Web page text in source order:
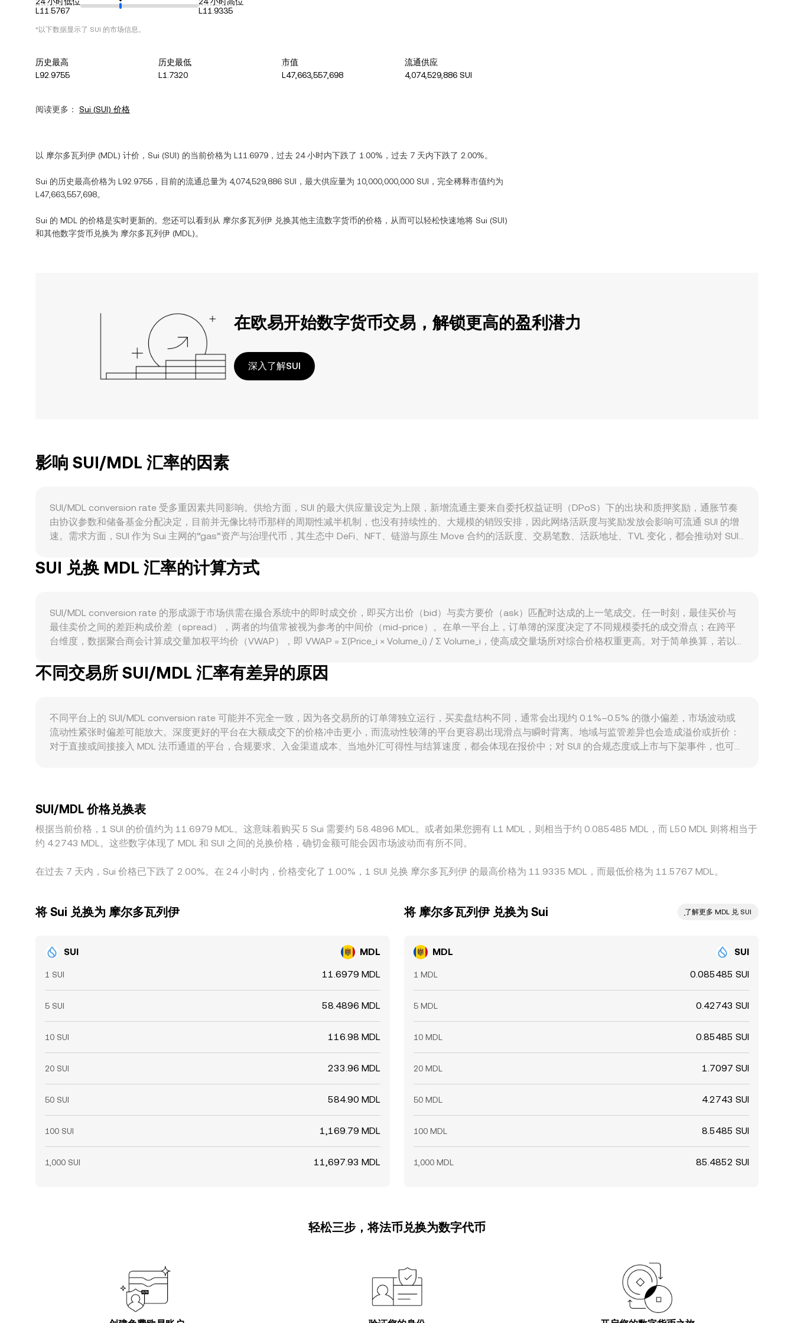
L11.5767
L11.9335
*以下数据显示了 SUI 的市场信息。
历史最高
L92.9755
历史最低
L1.7320
市值
L47,663,557,698
流通供应
4,074,529,886 SUI
阅读更多： Sui (SUI) 价格
以 摩尔多瓦列伊 (MDL ) 计价， Sui (SUI) 的当前价格为 L11.6979 ，过去 24 小时内下跌了 1.00% ，过去 7 天内下跌了 2.00%。
Sui 的历史最高价格为 L92.9755 ，目前的流通总量为 4,074,529,886 SUI ，最大供应量为 10,000,000,000 SUI ，完全稀释市值约为
L47,663,557,698。
Sui 的 MDL 的价格是实时更新的。您还可以看到从 摩尔多瓦列伊 兑换其他主流数字货币的价格，从而可以轻松快速地将 Sui (SUI)
和其他数字货币兑换为 摩尔多瓦列伊 (MDL )。
在欧易开始数字货币交易，解锁更高的盈利潜力
深入了解SUI
影响 SUI/MDL 汇率的因素
SUI/MDL conversion rate 受多重因素共同影响。供给方面，SUI 的最大供应量设定为上限，新增流通主要来自委托权益证明（DPoS）下的出块和质押奖励，通胀节奏
由协议参数和储备基金分配决定，目前并无像比特币那样的周期性减半机制，也没有持续性的、大规模的销毁安排，因此网络活跃度与奖励发放会影响可流通 SUI 的增
速。需求方面，SUI 作为 Sui 主网的“gas”资产与治理代币，其生态中 DeFi、NFT、链游与原生 Move 合约的活跃度、交易笔数、活跃地址、TVL 变化，都会推动对 SUI
风险偏好、美元流动性、全球利率预期会传导至加密资产定价；另一方面，MDL（摩尔多瓦列伊）相对于美元或区域主要货币的强弱、当地外汇流动性与资金进出也会
体现在 SUI/MDL 的报价上。监管事件方面，围绕代币分类、交易平台合规、法币出入金渠道、以及特定司法辖区对于加密的态度变化，都可能影响 SUI 的可获得性与需
到期时的仓位交割与隐含波动率变化可能引发短期波动；同时，中心化交易所的巨额充值/提现、链上“鲸鱼”地址的持仓变动与做市库存调整，都会在短期内对 SUI/MDL
conversion rate 形成影响。
SUI 兑换 MDL 汇率的计算方式
SUI/MDL conversion rate 的形成源于市场供需在撮合系统中的即时成交价，即买方出价（bid）与卖方要价（ask）匹配时达成的上一笔成交。任一时刻，最佳买价与
最佳卖价之间的差距构成价差（spread），两者的均值常被视为参考的中间价（mid-price）。在单一平台上，订单簿的深度决定了不同规模委托的成交滑点；在跨平
台维度，数据聚合商会计算成交量加权平均价（VWAP），即 VWAP = Σ(Price_i × Volume_i) / Σ Volume_i，使高成交量场所对综合价格权重更高。对于简单换算，若以
交易池）具有显著流动性，池子价格遵循恒定乘积公式 x × y = k，其中 x、y 分别为两种资产的池子储备量，SUI 相对另一资产的池内价格可近似表示为 y/x；当交易者
向池子买入或卖出 SUI 时，会改变储备比例，从而即时影响 SUI/MDL 的推导价格（通常经由 SUI/USDT 与 USDT/MDL 的链式报价映射）。综合而言，撮合成交、订单
不同交易所 SUI/MDL 汇率有差异的原因
不同平台上的 SUI/MDL conversion rate 可能并不完全一致，因为各交易所的订单簿独立运行，买卖盘结构不同，通常会出现约 0.1%–0.5% 的微小偏差，市场波动或
流动性紧张时偏差可能放大。深度更好的平台在大额成交下的价格冲击更小，而流动性较薄的平台更容易出现滑点与瞬时背离。地域与监管差异也会造成溢价或折价：
对于直接或间接接入 MDL 法币通道的平台，合规要求、入金渠道成本、当地外汇可得性与结算速度，都会体现在报价中；对 SUI 的合规态度或上市与下架事件，也可能
SUI/MDL 价格兑换表
根据当前价格，1 SUI 的价值约为 11.6979 MDL。这意味着购买 5 Sui 需要约 58.4896 MDL。或者如果您拥有 L1 MDL，则相当于约 0.085485 MDL，而 L50 MDL 则将相当于
约 4.2743 MDL。这些数字体现了 MDL 和 SUI 之间的兑换价格，确切金额可能会因市场波动而有所不同。
在过去 7 天内，Sui 价格已下跌了 2.00%。在 24 小时内，价格变化了 1.00%，1 SUI 兑换 摩尔多瓦列伊 的最高价格为 11.9335 MDL，而最低价格为 11.5767 MDL。
将 Sui 兑换为 摩尔多瓦列伊
SUI MDL
1 SUI 11.6979 MDL
5 SUI 58.4896 MDL
10 SUI 116.98 MDL
20 SUI 233.96 MDL
50 SUI 584.90 MDL
100 SUI 1,169.79 MDL
1,000 SUI 11,697.93 MDL
将 摩尔多瓦列伊 兑换为 Sui ִִִִִִִִִִִִִִִִִִִִִִִִִִִִִִִִִִִִִִִִִִִִִִִ了解更多 MDL 兑 SUI
MDL SUI
1 MDL 0.085485 SUI
5 MDL 0.42743 SUI
10 MDL 0.85485 SUI
20 MDL 1.7097 SUI
50 MDL 4.2743 SUI
100 MDL 8.5485 SUI
1,000 MDL 85.4852 SUI
轻松三步，将法币兑换为数字代币